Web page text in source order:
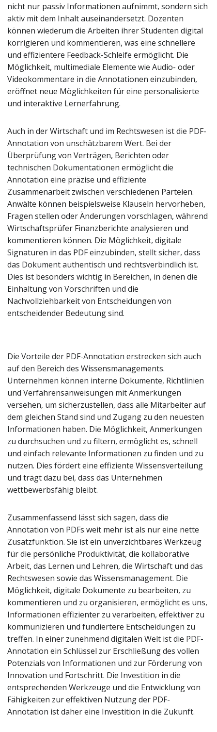
nicht nur passiv Informationen aufnimmt, sondern sich
aktiv mit dem Inhalt auseinandersetzt. Dozenten
können wiederum die Arbeiten ihrer Studenten digital
korrigieren und kommentieren, was eine schnellere
und effizientere Feedback-Schleife ermöglicht. Die
Möglichkeit, multimediale Elemente wie Audio- oder
Videokommentare in die Annotationen einzubinden,
eröffnet neue Möglichkeiten für eine personalisierte
und interaktive Lernerfahrung.
Auch in der Wirtschaft und im Rechtswesen ist die PDF-
Annotation von unschätzbarem Wert. Bei der
Überprüfung von Verträgen, Berichten oder
technischen Dokumentationen ermöglicht die
Annotation eine präzise und effiziente
Zusammenarbeit zwischen verschiedenen Parteien.
Anwälte können beispielsweise Klauseln hervorheben,
Fragen stellen oder Änderungen vorschlagen, während
Wirtschaftsprüfer Finanzberichte analysieren und
kommentieren können. Die Möglichkeit, digitale
Signaturen in das PDF einzubinden, stellt sicher, dass
das Dokument authentisch und rechtsverbindlich ist.
Dies ist besonders wichtig in Bereichen, in denen die
Einhaltung von Vorschriften und die
Nachvollziehbarkeit von Entscheidungen von
entscheidender Bedeutung sind.
Die Vorteile der PDF-Annotation erstrecken sich auch
auf den Bereich des Wissensmanagements.
Unternehmen können interne Dokumente, Richtlinien
und Verfahrensanweisungen mit Anmerkungen
versehen, um sicherzustellen, dass alle Mitarbeiter auf
dem gleichen Stand sind und Zugang zu den neuesten
Informationen haben. Die Möglichkeit, Anmerkungen
zu durchsuchen und zu filtern, ermöglicht es, schnell
und einfach relevante Informationen zu finden und zu
nutzen. Dies fördert eine effiziente Wissensverteilung
und trägt dazu bei, dass das Unternehmen
wettbewerbsfähig bleibt.
Zusammenfassend lässt sich sagen, dass die
Annotation von PDFs weit mehr ist als nur eine nette
Zusatzfunktion. Sie ist ein unverzichtbares Werkzeug
für die persönliche Produktivität, die kollaborative
Arbeit, das Lernen und Lehren, die Wirtschaft und das
Rechtswesen sowie das Wissensmanagement. Die
Möglichkeit, digitale Dokumente zu bearbeiten, zu
kommentieren und zu organisieren, ermöglicht es uns,
Informationen effizienter zu verarbeiten, effektiver zu
kommunizieren und fundiertere Entscheidungen zu
treffen. In einer zunehmend digitalen Welt ist die PDF-
Annotation ein Schlüssel zur Erschließung des vollen
Potenzials von Informationen und zur Förderung von
Innovation und Fortschritt. Die Investition in die
entsprechenden Werkzeuge und die Entwicklung von
Fähigkeiten zur effektiven Nutzung der PDF-
Annotation ist daher eine Investition in die Zukunft.